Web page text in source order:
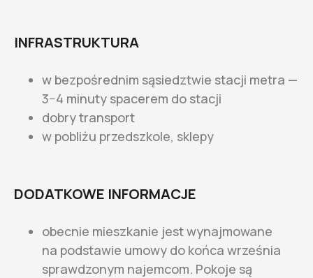
INFRASTRUKTURA
w bezpośrednim sąsiedztwie stacji metra —
3−4 minuty spacerem do stacji
dobry transport
w pobliżu przedszkole, sklepy
DODATKOWE INFORMACJE
obecnie mieszkanie jest wynajmowane
na podstawie umowy do końca września
sprawdzonym najemcom. Pokoje są